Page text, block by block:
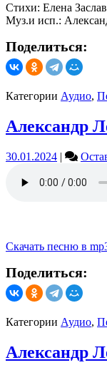
Стихи: Елена
Муз.и исп.:
Поделиться:
Категории Аудио,
Александр
30.01.2024 |
Скачать песню в
Поделиться:
Категории Аудио,
Александр